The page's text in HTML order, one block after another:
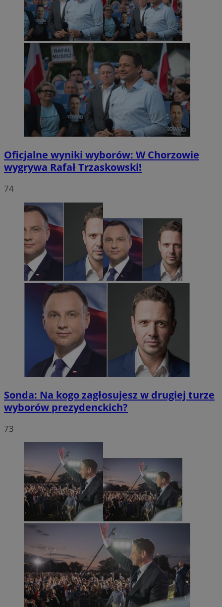
Oficjalne wyniki wyborów: W Chorzowie
wygrywa Rafał Trzaskowski!
74
Sonda: Na kogo zagłosujesz w drugiej turze
wyborów prezydenckich?
73